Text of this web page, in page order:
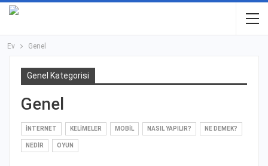
Ev Genel
Genel Kategorisi
Genel
İNTERNET KELIMELER MOBIL NASIL YAPILIR? NE DEMEK?
NEDIR OYUN